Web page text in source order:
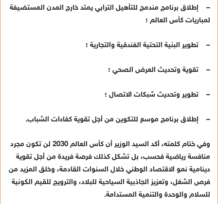
– إطلاق برنامج مندمج للتأهيل الترابي يمتد خارج المدن المستضيفة
لمباريات كأس العالم ؛
– تطوير البنية التحتية الفندقية والتجارية ؛
– تقوية وتحديث العرض الصحي ؛
– تطوير وتحديث شبكات الاتصال ؛
– إطلاق برنامج موسع للتكوين من أجل تقوية كفاءات الشباب.
وفي ختام كلمته، أكد السيد الوزير أن كأس العالم 2030 لن تكون مجرد
منافسة رياضية فحسب، بل تشكل كذلك فرصة فريدة من أجل تقوية
دينامية نمو الاقتصاد الوطني خلال السنوات القادمة، وخلق المزيد من
فرص الشغل، وتعزيز الجاذبية السياحية للبلاد، والترويج للقيم الكونية
للسلام والوحدة والتنمية المستدامة.